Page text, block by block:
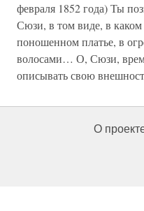
февраля 1852 года) Ты
Сюзи, в том виде, в каком
поношенном платье, в
волосами… О, Сюзи,
описывать свою
О